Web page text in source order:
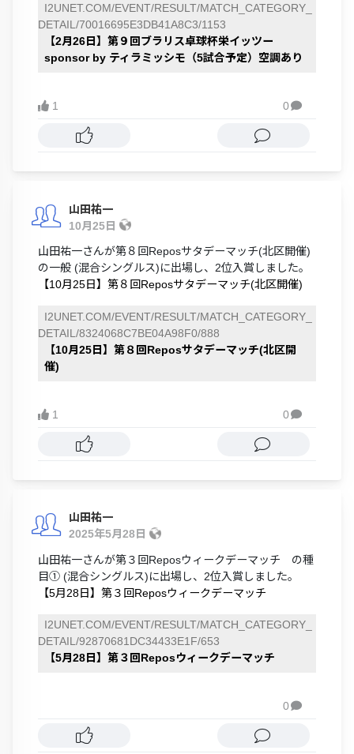
I2UNET.COM/EVENT/RESULT/MATCH_CATEGORY_
DETAIL/70016695E3DB41A8C3/1153
【2月26日】第９回ブラリス卓球杯栄イッツー
sponsor by ティラミッシモ（5試合予定）空調あり
1 0
山田祐一
10月25日
山田祐一さんが第８回Reposサタデーマッチ(北区開催)
の一般 (混合シングルス)に出場し、2位入賞しました。
【10月25日】第８回Reposサタデーマッチ(北区開催)
I2UNET.COM/EVENT/RESULT/MATCH_CATEGORY_
DETAIL/8324068C7BE04A98F0/888
【10月25日】第８回Reposサタデーマッチ(北区開
催)
1 0
山田祐一
2025年5月28日
山田祐一さんが第３回Reposウィークデーマッチ の種
目① (混合シングルス)に出場し、2位入賞しました。
【5月28日】第３回Reposウィークデーマッチ
I2UNET.COM/EVENT/RESULT/MATCH_CATEGORY_
DETAIL/92870681DC34433E1F/653
【5月28日】第３回Reposウィークデーマッチ
0